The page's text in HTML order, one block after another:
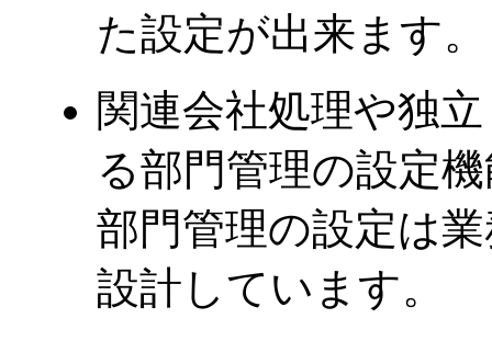
た設定が出来ます。
関連会社処理や独
る部門管理の設定
部門管理の設定は
設計しています。